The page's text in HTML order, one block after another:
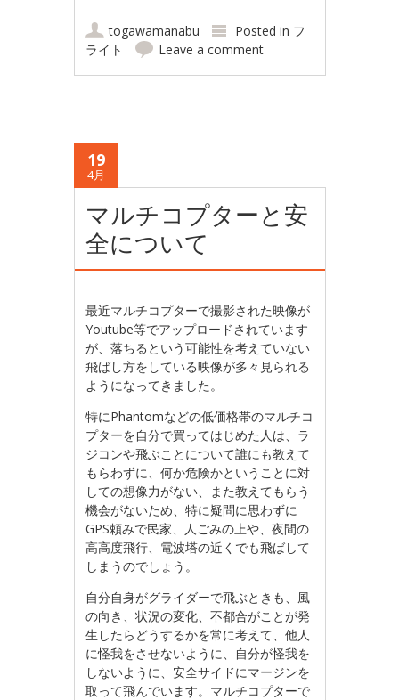
togawamanabu Posted in フ
ライト
Leave a comment
19
4月
マルチコプターと安
全について
最近マルチコプターで撮影された映像が
Youtube等でアップロードされています
が、落ちるという可能性を考えていない
飛ばし方をしている映像が多々見られる
ようになってきました。
特にPhantomなどの低価格帯のマルチコ
プターを自分で買ってはじめた人は、ラ
ジコンや飛ぶことについて誰にも教えて
もらわずに、何か危険かということに対
しての想像力がない、また教えてもらう
機会がないため、特に疑問に思わずに
GPS頼みで民家、人ごみの上や、夜間の
高高度飛行、電波塔の近くでも飛ばして
しまうのでしょう。
自分自身がグライダーで飛ぶときも、風
の向き、状況の変化、不都合がことが発
生したらどうするかを常に考えて、他人
に怪我をさせないように、自分が怪我を
しないように、安全サイドにマージンを
取って飛んでいます。マルチコプターで